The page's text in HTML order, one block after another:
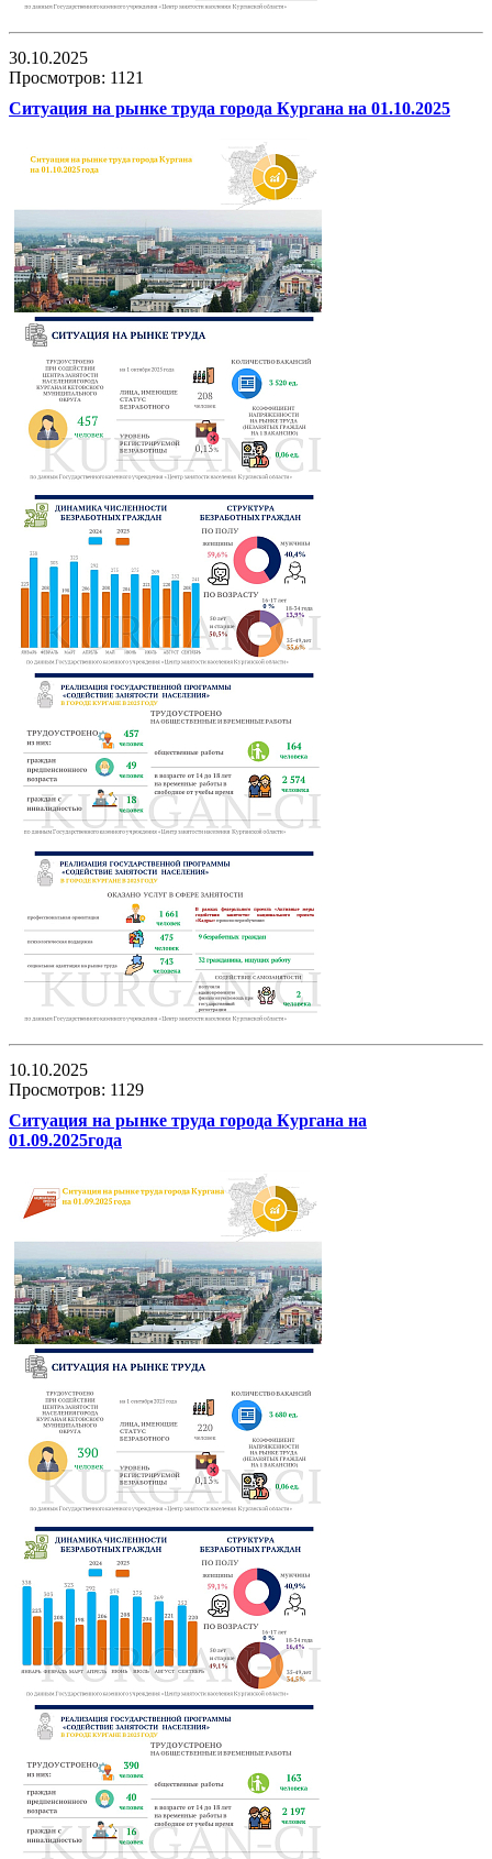
30.10.2025
Просмотров: 1121
Ситуация на рынке труда города Кургана на 01.10.2025
10.10.2025
Просмотров: 1129
Ситуация на рынке труда города Кургана на
01.09.2025года